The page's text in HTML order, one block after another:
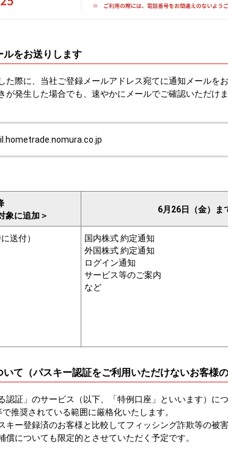
ルをお送りします
際に、当社ご登録メールアドレス宛てに通知メールをお
発生した場合でも、速やかにメールでご確認いただけま
象に追加＞
6月26日（金）ま
送付）
国内株式 約定通知
外国株式 約定通知
ログイン通知
サービス等のご案内
など
て（パスキー認証をご利用いただけないお客様の
認証」のサービス（以下、「特例口座」といいます）に
推奨されている範囲に厳格化いたします。
キー登録済のお客様と比較してフィッシング詐欺等の被
についても限定的とさせていただく予定です。